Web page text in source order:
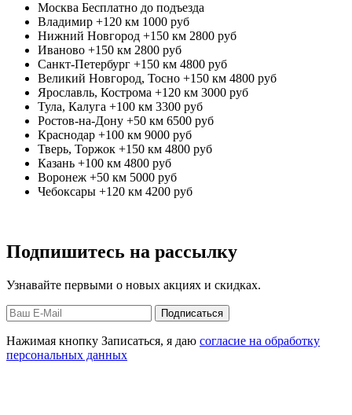
Москва Бесплатно до подъезда
Владимир +120 км 1000 руб
Нижний Новгород +150 км 2800 руб
Иваново +150 км 2800 руб
Санкт-Петербург +150 км 4800 руб
Великий Новгород, Тосно +150 км 4800 руб
Ярославль, Кострома +120 км 3000 руб
Тула, Калуга +100 км 3300 руб
Ростов-на-Дону +50 км 6500 руб
Краснодар +100 км 9000 руб
Тверь, Торжок +150 км 4800 руб
Казань +100 км 4800 руб
Воронеж +50 км 5000 руб
Чебоксары +120 км 4200 руб
Подпишитесь на рассылку
Узнавайте первыми о новых акциях и скидках.
Нажимая кнопку Записаться, я даю согласие на обработку
персональных данных